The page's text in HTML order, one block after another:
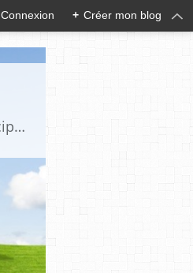
Connexion + Créer mon blog
Site sur toute la culture des genres de l'imaginaire: BD, Cinéma, Livre, Jeux, Théâtre. Présent dans les principaux festivals de film fantastique e de science-fiction, salons et conventions.